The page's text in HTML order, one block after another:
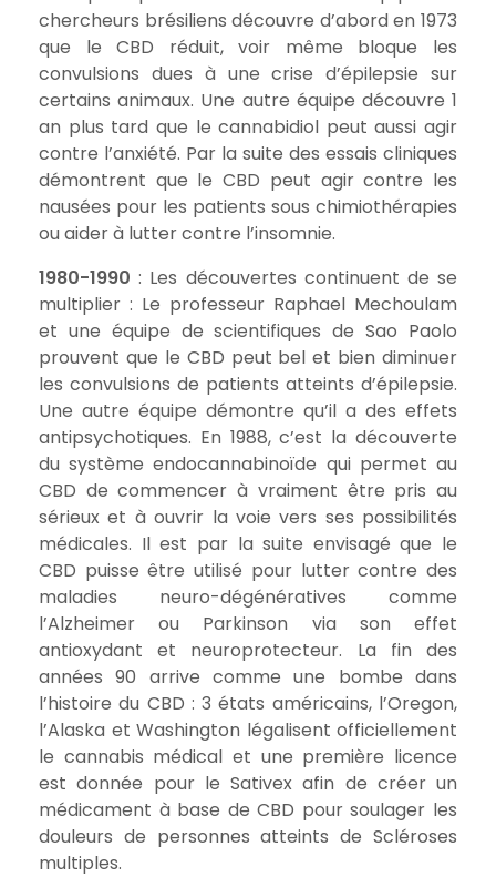
chercheurs brésiliens découvre d’abord en 1973
que le CBD réduit, voir même bloque les
convulsions dues à une crise d’épilepsie sur
certains animaux. Une autre équipe découvre 1
an plus tard que le cannabidiol peut aussi agir
contre l’anxiété. Par la suite des essais cliniques
démontrent que le CBD peut agir contre les
nausées pour les patients sous chimiothérapies
ou aider à lutter contre l’insomnie.
1980-1990 : Les découvertes continuent de se
multiplier : Le professeur Raphael Mechoulam
et une équipe de scientifiques de Sao Paolo
prouvent que le CBD peut bel et bien diminuer
les convulsions de patients atteints d’épilepsie.
Une autre équipe démontre qu’il a des effets
antipsychotiques. En 1988, c’est la découverte
du système endocannabinoïde qui permet au
CBD de commencer à vraiment être pris au
sérieux et à ouvrir la voie vers ses possibilités
médicales. Il est par la suite envisagé que le
CBD puisse être utilisé pour lutter contre des
maladies neuro-dégénératives comme
l’Alzheimer ou Parkinson via son effet
antioxydant et neuroprotecteur. La fin des
années 90 arrive comme une bombe dans
l’histoire du CBD : 3 états américains, l’Oregon,
l’Alaska et Washington légalisent officiellement
le cannabis médical et une première licence
est donnée pour le Sativex afin de créer un
médicament à base de CBD pour soulager les
douleurs de personnes atteints de Scléroses
multiples.